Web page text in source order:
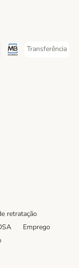
Method
Method
Multibanco Payment
Transferência
Transferência
retratação
Emprego